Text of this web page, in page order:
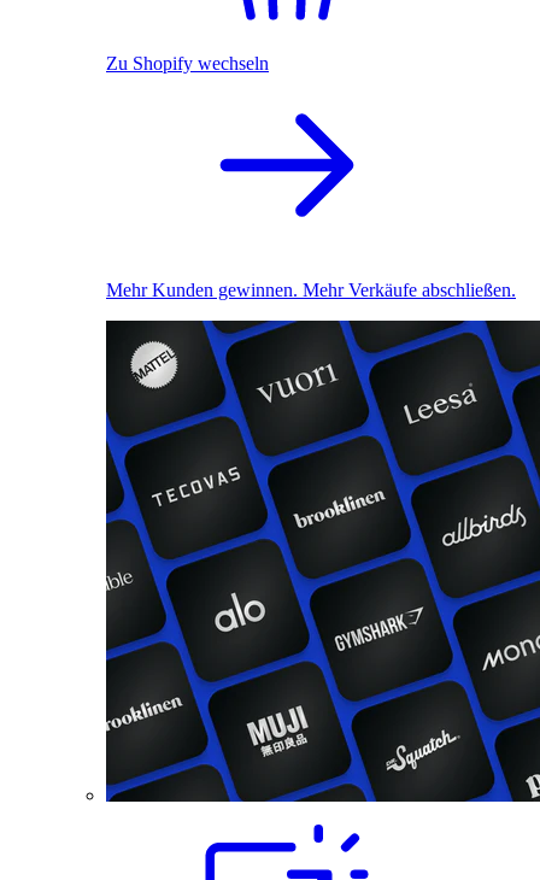
Zu Shopify wechseln
Mehr Kunden gewinnen. Mehr Verkäufe abschließen.